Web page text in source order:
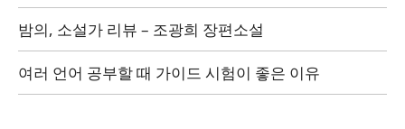
밤의, 소설가 리뷰 – 조광희 장편소설
여러 언어 공부할 때 가이드 시험이 좋은 이유